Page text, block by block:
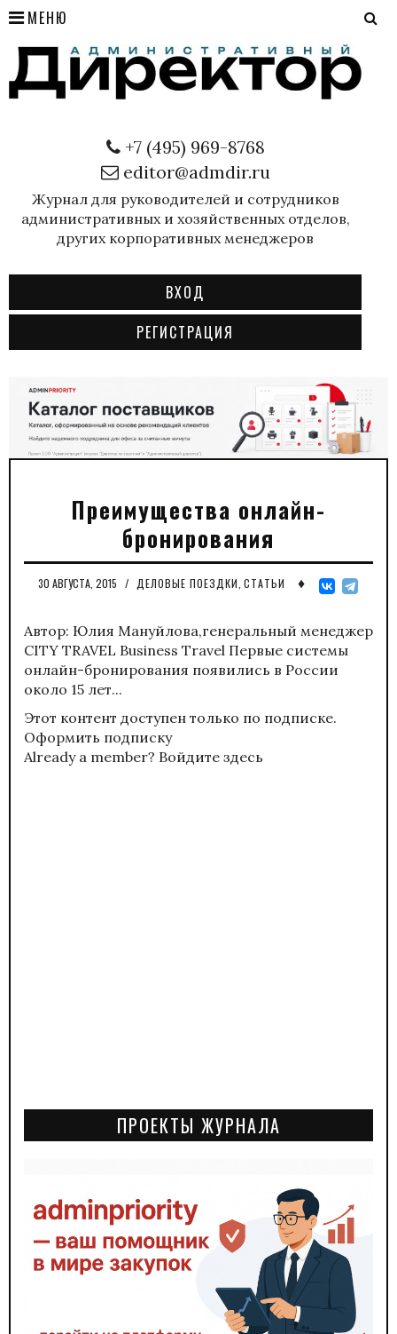
МЕНЮ
+7 (495) 969-8768
editor@admdir.ru
Журнал для руководителей и сотрудников
административных и хозяйственных отделов,
других корпоративных менеджеров
ВХОД
РЕГИСТРАЦИЯ
Преимущества онлайн-
бронирования
30 АВГУСТА, 2015 / ДЕЛОВЫЕ ПОЕЗДКИ СТАТЬИ ♦
Автор: Юлия Мануйлова,генеральный менеджер
CITY TRAVEL Business Travel Первые системы
онлайн-бронирования появились в России
около 15 лет...
Этот контент доступен только по подписке.
Оформить подписку
Already a member? Войдите здесь
ПРОЕКТЫ ЖУРНАЛА